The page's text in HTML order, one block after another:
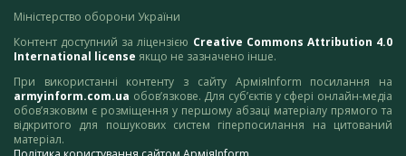
Міністерство оборони України
Контент доступний за ліцензією Creative Commons Attribution 4.0
International license якщо не зазначено інше.
При використанні контенту з сайту АрміяInform посилання на
armyinform.com.ua обов’язкове. Для суб’єктів у сфері онлайн-медіа
обов’язковим є розміщення у першому абзаці матеріалу прямого та
відкритого для пошукових систем гіперпосилання на цитований
матеріал.